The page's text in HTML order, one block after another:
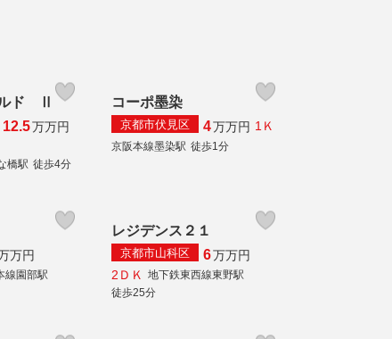
ド Ⅱ
12.5万万円
橋駅 徒歩4分
コーポ墨染
京都市伏見区 4万万円 1Ｋ
京阪本線墨染駅 徒歩1分
万円
線園部駅
レジデンス２１
京都市山科区 6万万円
2ＤＫ
地下鉄東西線東野駅
徒歩25分